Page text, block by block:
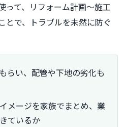
って、リフォーム計画～施工
とで、トラブルを未然に防ぐ
らい、配管や下地の劣化も
メージを家族でまとめ、業
ているか